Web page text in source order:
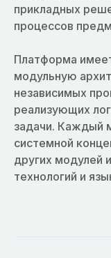
прикладных
процессов
Платформа
модульную
независимых
реализующих
задачи. Каждый
системной
других модулей
технологий и